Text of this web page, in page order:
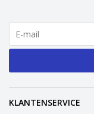
KLANTENSERVICE